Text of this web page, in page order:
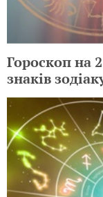
Гороскоп на
знаків